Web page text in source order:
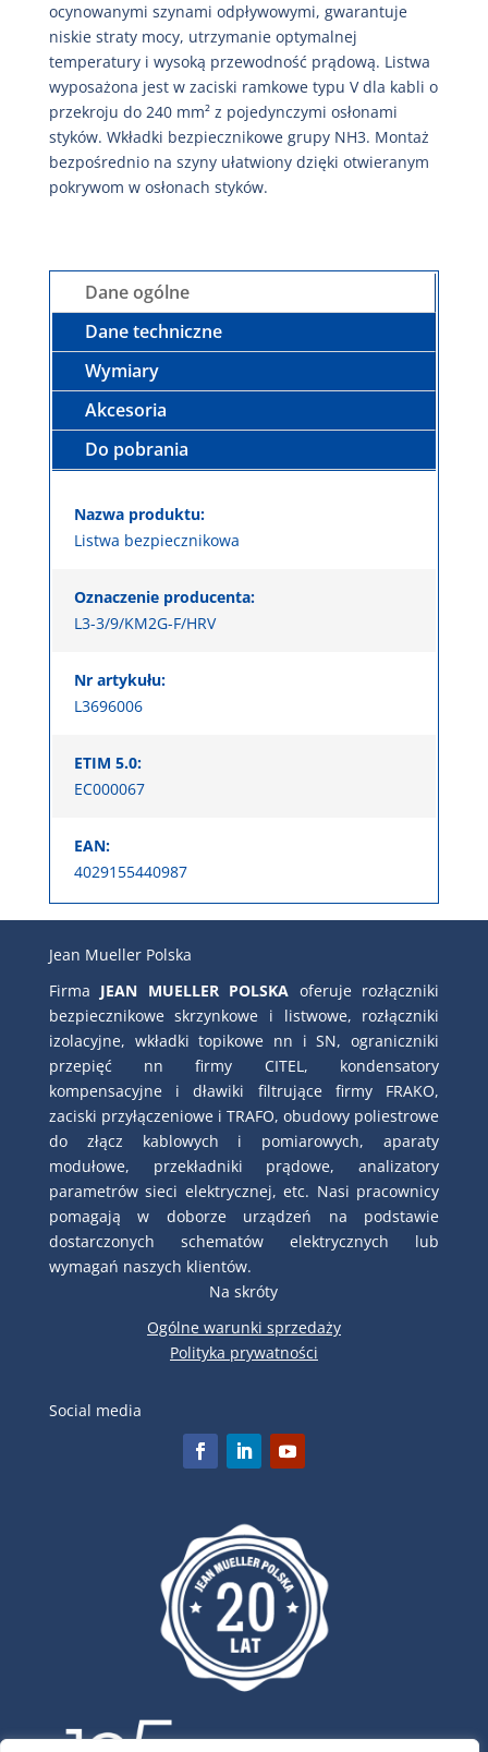
ocynowanymi szynami odpływowymi, gwarantuje
niskie straty mocy, utrzymanie optymalnej
temperatury i wysoką przewodność prądową. Listwa
wyposażona jest w zaciski ramkowe typu V dla kabli o
przekroju do 240 mm² z pojedynczymi osłonami
styków. Wkładki bezpiecznikowe grupy NH3. Montaż
bezpośrednio na szyny ułatwiony dzięki otwieranym
pokrywom w osłonach styków.
Dane ogólne
Dane techniczne
Wymiary
Akcesoria
Do pobrania
Nazwa produktu:
Listwa bezpiecznikowa
Oznaczenie producenta:
L3-3/9/KM2G-F/HRV
Nr artykułu:
L3696006
ETIM 5.0:
EC000067
EAN:
4029155440987
Jean Mueller Polska
Firma JEAN MUELLER POLSKA oferuje rozłączniki
bezpiecznikowe skrzynkowe i listwowe, rozłączniki
izolacyjne, wkładki topikowe nn i SN, ograniczniki
przepięć nn firmy CITEL, kondensatory
kompensacyjne i dławiki filtrujące firmy FRAKO,
zaciski przyłączeniowe i TRAFO, obudowy poliestrowe
do złącz kablowych i pomiarowych, aparaty
modułowe, przekładniki prądowe, analizatory
parametrów sieci elektrycznej, etc. Nasi pracownicy
pomagają w doborze urządzeń na podstawie
dostarczonych schematów elektrycznych lub
wymagań naszych klientów.
Na skróty
Ogólne warunki sprzedaży
Polityka prywatności
Social media